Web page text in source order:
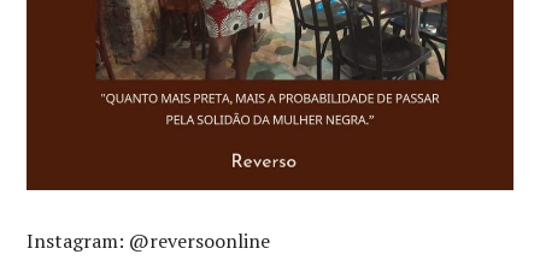
Instagram: @reversoonline